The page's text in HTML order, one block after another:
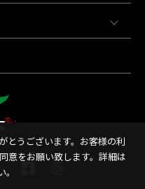
とうございます。お客様の利
意をお願い致します。詳細は